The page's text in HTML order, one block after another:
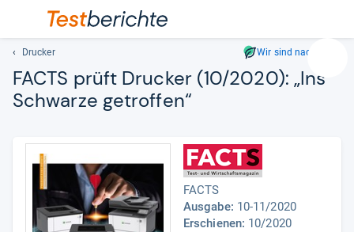
Geben
Drucker Wir sind nachhaltig
FACTS prüft Dru­cker (10/2020): „Ins
Schwarze getrof­fen“
FACTS
Ausgabe: 10-11/2020
Erschienen: 10/2020